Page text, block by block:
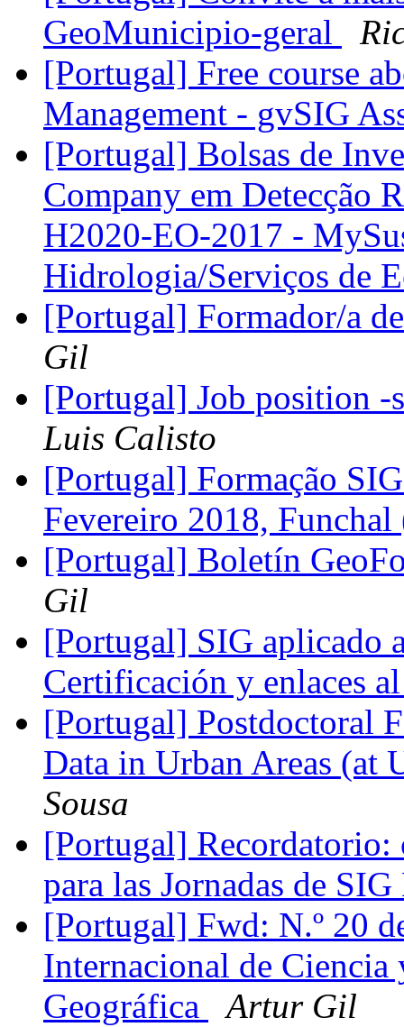
GeoMunicipio-geral
[Portugal] Free course
Management - gvSIG
[Portugal] Bolsas de
Company em Detecção
H2020-EO-2017 -
Hidrologia/Serviços de
[Portugal] Formador/a
Gil
[Portugal] Job position
Luis Calisto
[Portugal] Formação
Fevereiro 2018,
[Portugal] Boletín
Gil
[Portugal] SIG aplicado
Certificación y enlaces
[Portugal] Postdoctoral
Data in Urban Areas (at
Sousa
[Portugal] Recordatorio:
para las Jornadas de
[Portugal] Fwd: N.º 20
Internacional de
Geográfica
Artur Gil